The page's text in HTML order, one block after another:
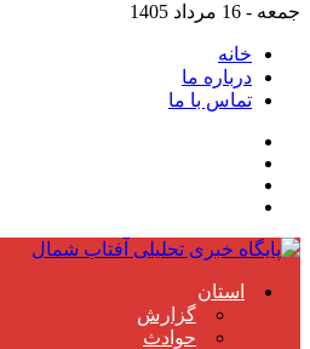
جمعه - 16 مرداد 1405
خانه
درباره ما
تماس با ما
استان
گزارش
حوادث